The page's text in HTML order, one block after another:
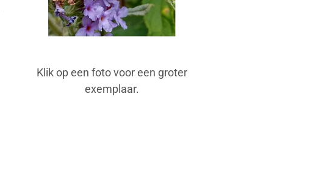
Klik op een foto voor een groter
exemplaar.